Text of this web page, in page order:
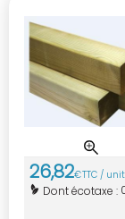
26,82€TTC /
Dont écotaxe :